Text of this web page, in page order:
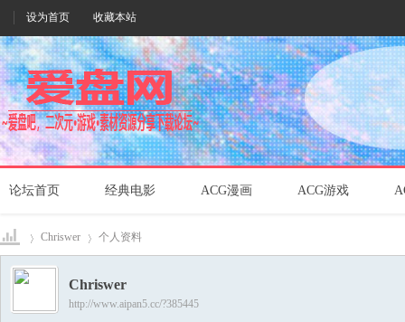
设为首页 收藏本站
论坛首页 经典电影 ACG漫画 ACG游戏
爱盘›
Chriswer 个人资料
Chriswer
http://www.aipan5.cc/?385445